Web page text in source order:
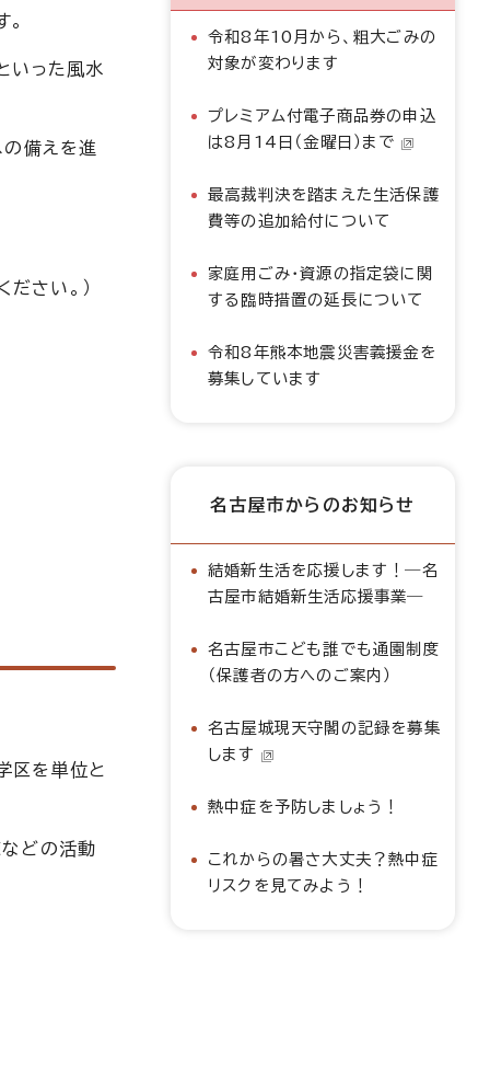
いった風水
の備えを進
さい。）
区を単位と
どの活動
令和8年10月から、粗大ごみの
対象が変わります
プレミアム付電子商品券の申込
は8月14日（金曜日）まで
最高裁判決を踏まえた生活保護
費等の追加給付について
家庭用ごみ・資源の指定袋に関
する臨時措置の延長について
令和8年熊本地震災害義援金を
募集しています
名古屋市からのお知らせ
結婚新生活を応援します！―名
古屋市結婚新生活応援事業―
名古屋市こども誰でも通園制度
（保護者の方へのご案内）
名古屋城現天守閣の記録を募集
します
熱中症を予防しましょう！
これからの暑さ大丈夫？熱中症
リスクを見てみよう！